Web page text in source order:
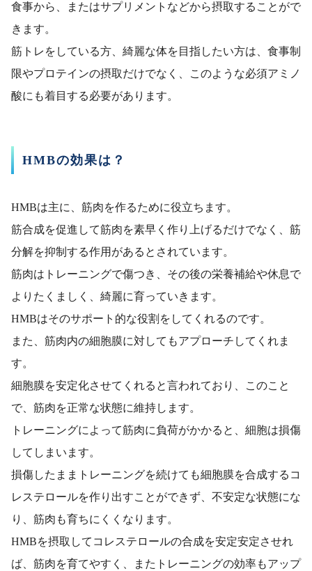
食事から、またはサプリメントなどから摂取することがで
きます。
筋トレをしている方、綺麗な体を目指したい方は、食事制
限やプロテインの摂取だけでなく、このような必須アミノ
酸にも着目する必要があります。
HMBの効果は？
HMBは主に、筋肉を作るために役立ちます。
筋合成を促進して筋肉を素早く作り上げるだけでなく、筋
分解を抑制する作用があるとされています。
筋肉はトレーニングで傷つき、その後の栄養補給や休息で
よりたくましく、綺麗に育っていきます。
HMBはそのサポート的な役割をしてくれるのです。
また、筋肉内の細胞膜に対してもアプローチしてくれま
す。
細胞膜を安定化させてくれると言われており、このこと
で、筋肉を正常な状態に維持します。
トレーニングによって筋肉に負荷がかかると、細胞は損傷
してしまいます。
損傷したままトレーニングを続けても細胞膜を合成するコ
レステロールを作り出すことができず、不安定な状態にな
り、筋肉も育ちにくくなります。
HMBを摂取してコレステロールの合成を安定安定させれ
ば、筋肉を育てやすく、またトレーニングの効率もアップ